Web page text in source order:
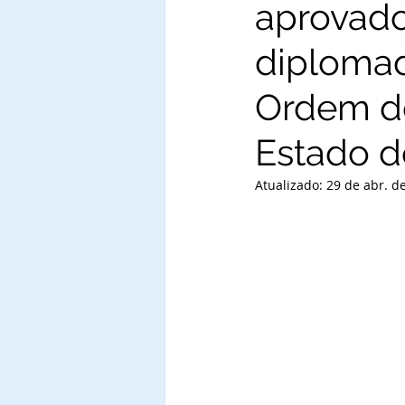
Ordem
Estado
Atualizado: 29 de abr.